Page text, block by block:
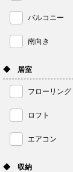
バルコニー
南向き
◆ 居室
フローリング
ロフト
エアコン
◆ 収納